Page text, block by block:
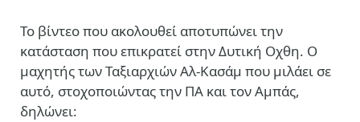
Το βίντεο που ακολουθεί αποτυπώνει την
κατάσταση που επικρατεί στην Δυτική Οχθη. Ο
μαχητής των Ταξιαρχιών Αλ-Κασάμ που μιλάει σε
αυτό, στοχοποιώντας την ΠΑ και τον Αμπάς,
δηλώνει: